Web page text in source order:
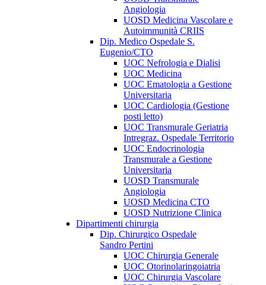
Angiologia
UOSD Medicina Vascolare e
Autoimmunità CRIIS
Dip. Medico Ospedale S.
Eugenio/CTO
UOC Nefrologia e Dialisi
UOC Medicina
UOC Ematologia a Gestione
Universitaria
UOC Cardiologia (Gestione
posti letto)
UOC Transmurale Geriatria
Intregraz. Ospedale Territorio
UOC Endocrinologia
Transmurale a Gestione
Universitaria
UOSD Transmurale
Angiologia
UOSD Medicina CTO
UOSD Nutrizione Clinica
Dipartimenti chirurgia
Dip. Chirurgico Ospedale
Sandro Pertini
UOC Chirurgia Generale
UOC Otorinolaringoiatria
UOC Chirurgia Vascolare